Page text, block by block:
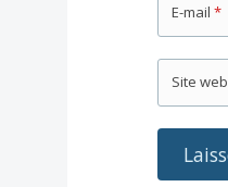
E-mail *
Site web